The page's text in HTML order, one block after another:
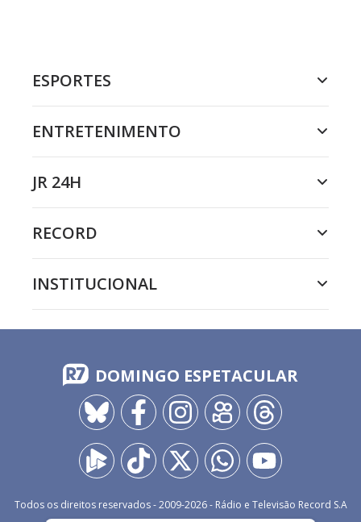
ESPORTES
ENTRETENIMENTO
JR 24H
RECORD
INSTITUCIONAL
DOMINGO ESPETACULAR
Todos os direitos reservados - 2009-2026- Rádio e Televisão Record S.A